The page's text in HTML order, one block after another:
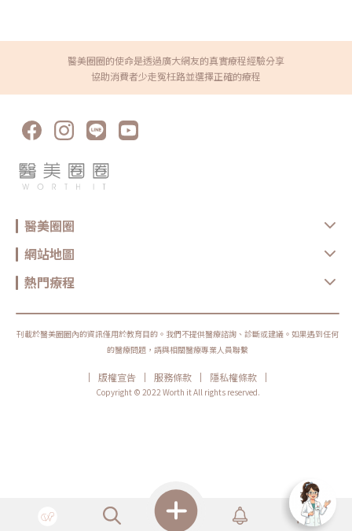
塑的線性音波組合，達到更加乘的效果」。而提到體雕的趨勢，李承鴻醫師
則說：「運用電磁波刺激使肌肉高強度反覆收縮，達到腹肌、臀肌增強和緊
實的效果的非侵入式體雕逐漸受到歡迎，電磁波刺激可30分鐘內達36,000
次腹肌訓練，持續且規律性的治療可強化核心維持體態，對於醫師與病患來
升級 音波拉提再進化本次研討會的亮點之一，即是由恆美學診所院長暨創
場中的音波類別發展是由高強度聚焦超音波(HIFU)的點狀探頭為主，隨著科
技進化，2022年已發展出具緊實體積的線性探頭，然而醫美療程的體驗與
升級除了讓療程效果更有感外，療程時間與客製化設計也逐漸成為重要考量
級，可以在同一把手上即時切換點狀與線狀探頭，同步進行不同深度的調
整，客製化並降低療程時間；此外雙向擊發與安全偵測系統更提升療程的安
全性，目前在韓國已獲得高度關注，實為音波療程開啟新的紀元」。Q+立
一月泰可和美國醫美儀器領導品牌 Candela 攜手合作，引進最新型態的微
針電波-翡翠電波，已獲得高度的迴響，隨著台灣對於醫美電音波療程的高
受眾族群帶來更多與更佳的選項。本次的研討會很高興邀請醫美界的先進共
襄盛舉，觀察與分享醫美新趨勢，透過醫界與產業界的交流，為台灣美容醫
學創造更多元的可能。」關於泰可國際泰可擁有熱忱、專業、完整的開發與
維修團隊，致力於提供「先進安全的醫美產品」，除了提供醫美儀器設備銷
https://www.tkmed.com.tw/[1] 資料來源：
https://www.marketsandmarkets.com/Market-Reports/medical-
aesthetics-market-885.html?
CShphtxwO_PDfK6X0dPsxSHszdNND1DSvjU1vC98f5waAp8XEALw_
wcB[2] 資料來源：https://www.gii.tw/report/sky1321969-global-
hyaluronic-acid-market-size-share-growth.html
照顧新生兒，往往休息不足、壓力增加。壓力會加速頭皮的油脂分泌並影響
毛囊健康，導致掉髮情況加劇。所以，如果你覺得頭髮越來越少，試著找時
間放鬆一下，適度休息能夠幫助身體更快恢復。3. 營養不足會讓掉髮更明顯
補充適合的營養素。4. 迅速回到回到原本身材曲線大多數的媽媽們，都希望
產後能迅速回到產前的身材曲線。雖然大家都希望能迅速減重，但切勿依賴
的營養攝取不足，可能導致頭髮無法獲得所需的養分，進而出現大量掉髮的
情況。5. 產後焦慮症無論是產前還是產後的壓力與負面情緒，都可能促使身
體釋放壓力荷爾蒙，這會加速頭髮進入休止期。此外，媽媽若長期感到緊
看！如何改善產後掉髮？產後掉髮是許多新手媽媽常見的煩惱，通常在生產
後幾個月開始變得明顯。雖然這是雌激素變化造成的自然現象，但有些生活
習慣、護理技巧以及醫美療程可以幫助緩解掉髮情況。讓我們一起來看看如
何有效改善產後掉髮！1.醫美生髮療程在生髮療程的初期，通常會先從生髮
一步的進階療程。包括INDIBA英特波、PRP頭皮注射、Tixel提可塑、LLLT
生髮雷射等。-INDIBA英特波：運用電容電阻技術，透過448kHz的專屬頻
細胞，同時增進血液循環，使毛囊能吸收到充足的營養，可以有效提升頭髮
高濃度的PRP（血小板豐富血漿），再將其注射到掉髮區域，PRP中的生長
因子能有效促進毛髮生長。因為PRP來自於患者自身，所以感染風險極低，
並且能促進血管再生，進一步改善髮量和髮質。-LLLT生髮雷射：低能量光
LLLT光波有不同效果：藍光平衡油脂，紅光提升能量供應，紅外光改善血液
循環。建議搭配居家生髮帽和定期進行診所的LLLT療程，以達到最佳的生髮
效果。-Tixel提可塑：Tixel運用鈦合金探頭的熱力點陣技術，瞬間加熱治療
的時候，要輕柔對待頭皮，避免用力揉搓或拉扯。建議使用指腹輕輕按壓，
不要用指甲去刮傷頭皮，這樣就能讓頭髮和頭皮得到適當的清潔。5.選擇適
合的水溫使用過熱的水洗頭可能會引起頭皮發炎和乾燥，加重掉髮問題；而
用冷水則會使血管收縮，影響頭皮的血液循環。因此，建議選擇適中的水溫
醫美圈圈的使命是透過廣大網友的真實療程經驗分享
協助消費者少走冤枉路並選擇正確的療程
醫美圈圈
網站地圖
熱門療程
刊載於醫美圈圈內的資訊僅用於教育目的。我們不提供醫療諮詢、診斷或建議。如果遇到任何
的醫療問題，請與相關醫療專業人員聯繫
| 版權宣告 | 服務條款 | 隱私權條款
|
Copyright © 2022 Worth it All rights reserved.